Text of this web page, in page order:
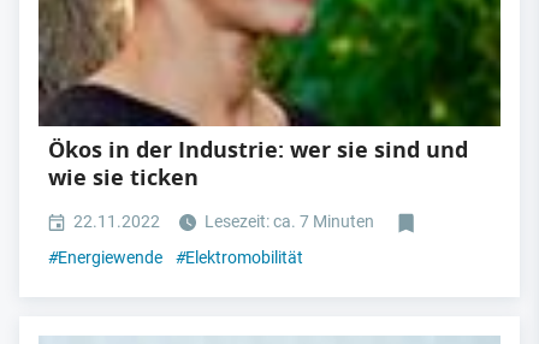
Ökos in der Industrie: wer sie sind und
wie sie ticken
22.11.2022
Lesezeit: ca. 7 Minuten
#Energiewende #Elektromobilität